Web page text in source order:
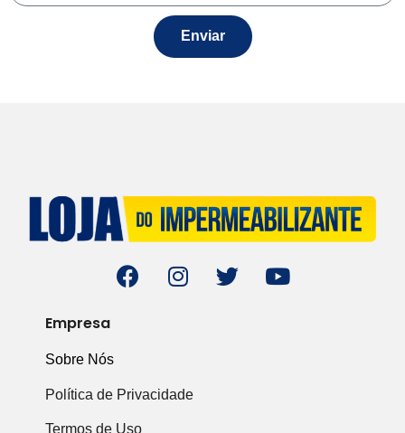
Enviar
Empresa
Sobre Nós
Política de Privacidade
Termos de Uso